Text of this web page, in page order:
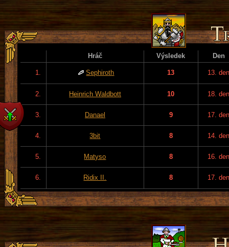
Hráč Výsledek Den
1. Sephiroth 13 13.
2. Heinrich Waldbott 10 18.
3. Danael 9 17.
4. 3bit 8 14.
5. Matyso 8 16.
6. Ridix II. 8 17.